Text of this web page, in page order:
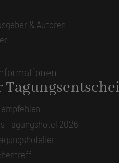
& Autoren
Tagungshotel 2026